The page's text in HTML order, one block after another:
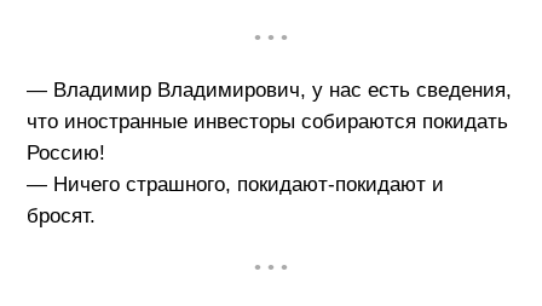
• • •
— Владимир Владимирович, у нас есть сведения,
что иностранные инвесторы собираются покидать
Россию!
— Ничего страшного, покидают-покидают и
бросят.
• • •